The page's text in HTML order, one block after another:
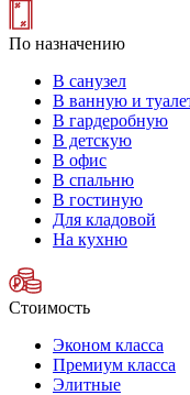
По назначению
В санузел
В ванную и
В гардеробную
В детскую
В офис
В спальню
В гостиную
Для кладовой
На кухню
Стоимость
Эконом класса
Премиум класса
Элитные